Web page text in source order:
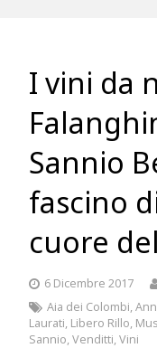
I vini da
Sannio
fascino
cuore
6 Dicembre 2017
Aia dei Colombi,
Laurati, Libero Rillo,
Sannio,Venditti,Vini